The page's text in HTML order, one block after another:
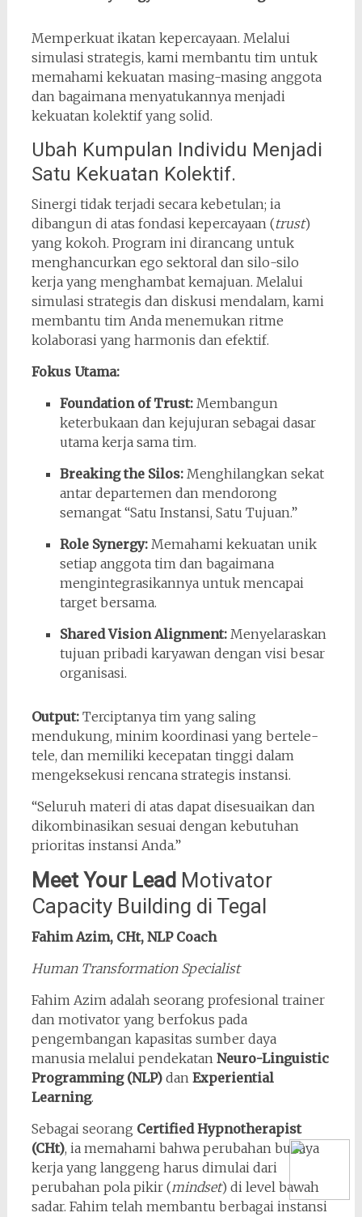
Memperkuat ikatan kepercayaan. Melalui
simulasi strategis, kami membantu tim untuk
memahami kekuatan masing-masing anggota
dan bagaimana menyatukannya menjadi
kekuatan kolektif yang solid.
Ubah Kumpulan Individu Menjadi
Satu Kekuatan Kolektif.
Sinergi tidak terjadi secara kebetulan; ia
dibangun di atas fondasi kepercayaan (trust)
yang kokoh. Program ini dirancang untuk
menghancurkan ego sektoral dan silo-silo
kerja yang menghambat kemajuan. Melalui
simulasi strategis dan diskusi mendalam, kami
membantu tim Anda menemukan ritme
kolaborasi yang harmonis dan efektif.
Fokus Utama:
Foundation of Trust:Membangun
keterbukaan dan kejujuran sebagai dasar
utama kerja sama tim.
Breaking the Silos:Menghilangkan sekat
antar departemen dan mendorong
semangat “Satu Instansi, Satu Tujuan.”
Role Synergy:Memahami kekuatan unik
setiap anggota tim dan bagaimana
mengintegrasikannya untuk mencapai
target bersama.
Shared Vision Alignment:Menyelaraskan
tujuan pribadi karyawan dengan visi besar
organisasi.
Output:Terciptanya tim yang saling
mendukung, minim koordinasi yang bertele-
tele, dan memiliki kecepatan tinggi dalam
mengeksekusi rencana strategis instansi.
“Seluruh materi di atas dapat disesuaikan dan
dikombinasikan sesuai dengan kebutuhan
prioritas instansi Anda.”
Meet Your Lead Motivator
Capacity Building di Tegal
Fahim Azim, CHt, NLP Coach
Human Transformation Specialist
Fahim Azim adalah seorang profesional trainer
dan motivator yang berfokus pada
pengembangan kapasitas sumber daya
manusia melalui pendekatan Neuro-Linguistic
Programming (NLP)dan Experiential
Learning.
Sebagai seorang Certified Hypnotherapist
(CHt), ia memahami bahwa perubahan budaya
kerja yang langgeng harus dimulai dari
perubahan pola pikir (mindset) di level bawah
sadar. Fahim telah membantu berbagai instansi